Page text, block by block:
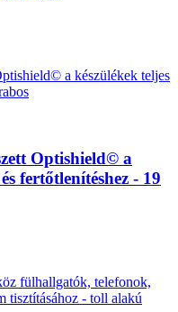
Optishield© a
fertőtlenítéshez - 19